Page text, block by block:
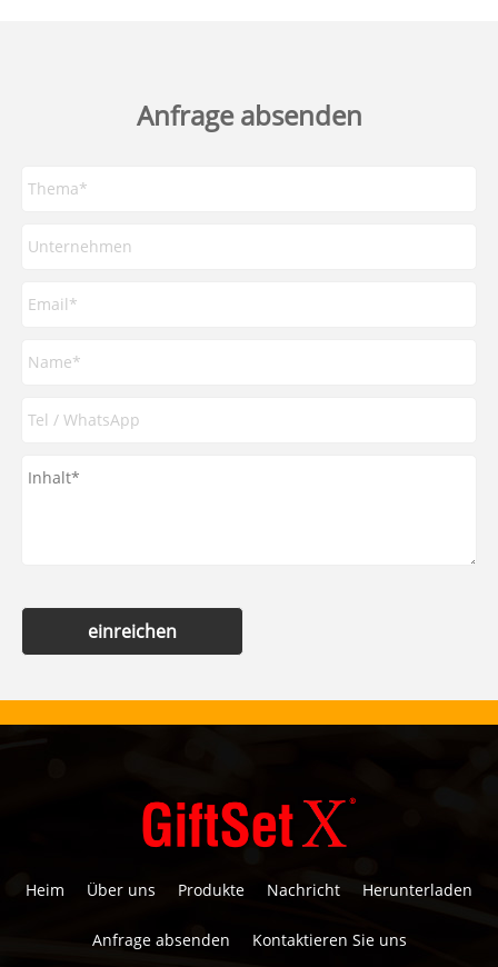
Anfrage absenden
einreichen
Heim Über uns Produkte Nachricht Herunterladen
Anfrage absenden Kontaktieren Sie uns